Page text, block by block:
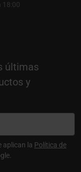
18:00
últimas
y
aplican la Política de